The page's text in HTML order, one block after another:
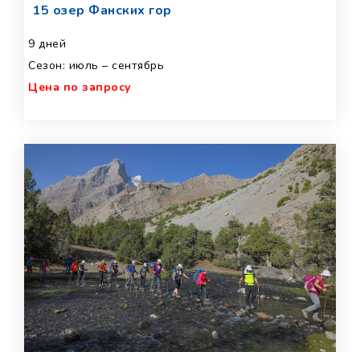
15 озер Фанских гор
9 дней
Сезон: июль – сентябрь
Цена по запросу